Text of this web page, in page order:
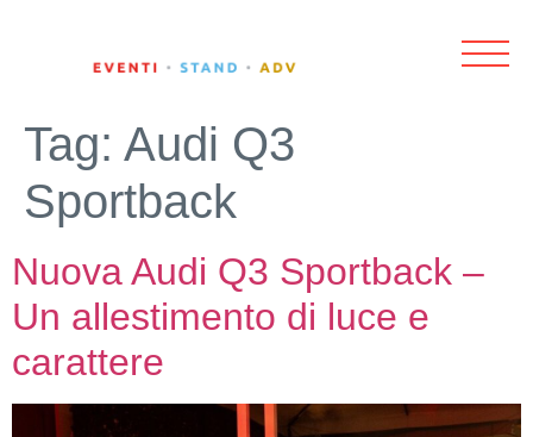
Tag: Audi Q3
Sportback
Nuova Audi Q3 Sportback –
Un allestimento di luce e
carattere